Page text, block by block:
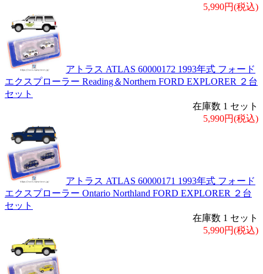
5,990円(税込)
アトラス ATLAS 60000172 1993年式 フォード
エクスプローラー Reading＆Northern FORD EXPLORER ２台
セット
在庫数 1 セット
5,990円(税込)
アトラス ATLAS 60000171 1993年式 フォード
エクスプローラー Ontario Northland FORD EXPLORER ２台
セット
在庫数 1 セット
5,990円(税込)